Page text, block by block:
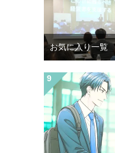
お気に入り一覧